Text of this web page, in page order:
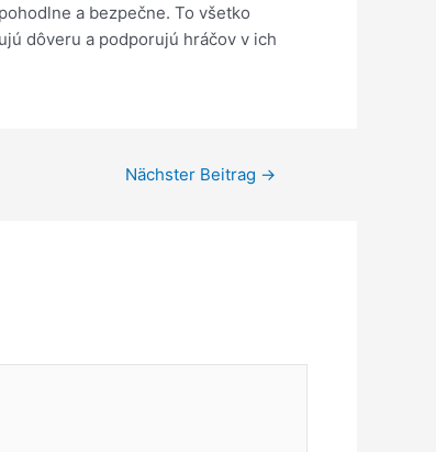
a bezpečne. To všetko
dôveru a podporujú hráčov v ich
Nächster Beitrag →